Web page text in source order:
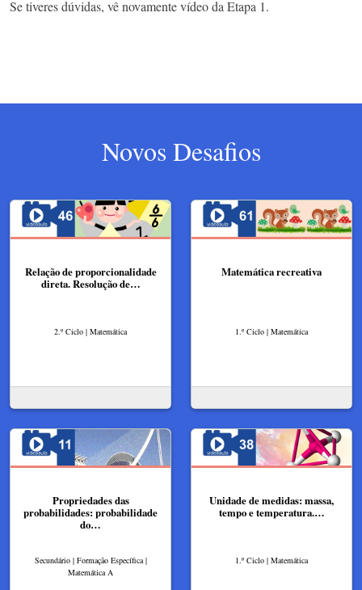
Se tiveres dúvidas, vê novamente vídeo da Etapa 1.
Novos Desafios
Relação de proporcionalidade
direta. Resolução de…
2.º Ciclo | Matemática
Matemática recreativa
1.º Ciclo | Matemática
Propriedades das
probabilidades: probabilidade
do…
Secundário | Formação Específica |
Matemática A
Unidade de medidas: massa,
tempo e temperatura.…
1.º Ciclo | Matemática